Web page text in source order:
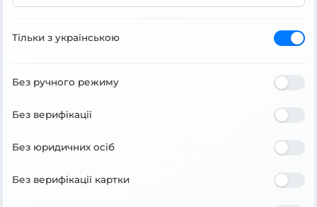
Тільки з українською
Без ручного режиму
Без верифікації
Без юридичних осіб
Без верифікації картки